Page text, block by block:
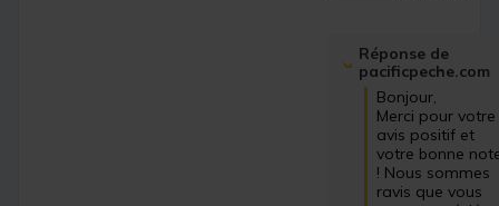
Réponse de
pacificpeche.com
Bonjour,
Merci pour votre
avis positif et
votre bonne
! Nous sommes
ravis que vous